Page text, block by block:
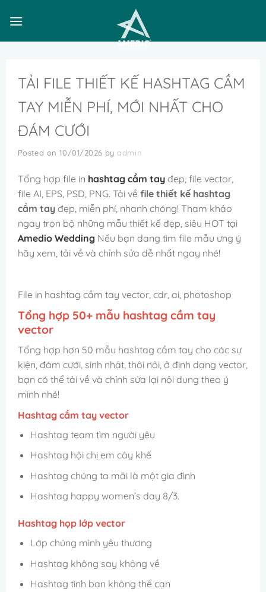
TẢI FILE THIẾT KẾ HASHTAG CẦM
TAY MIỄN PHÍ, MỚI NHẤT CHO
ĐÁM CƯỚI
Posted on10/01/2026 byadmin
Tổng hợp file in hashtag cầm tayđẹp, file vector,
file AI, EPS, PSD, PNG. Tải về file thiết kế hashtag
cầm tayđẹp, miễn phí, nhanh chóng! Tham khảo
ngay trọn bộ những mẫu thiết kế đẹp, siêu HOT tại
Amedio Wedding Nếu bạn đang tìm file mẫu ưng ý
hãy xem, tải về và chỉnh sửa dễ nhất ngay nhé!
File in hashtag cầm tay vector, cdr, ai, photoshop
Tổng hợp 50+ mẫu hashtag cầm tay
vector
Tổng hợp hơn 50 mẫu hashtag cầm tay cho các sự
kiện, đám cưới, sinh nhật, thôi nôi, ở định dạng vector,
bạn có thể tải về và chỉnh sửa lại nội dung theo ý
mình nhé!
Hashtag cầm tay vector
Hashtag team tìm người yêu
Hashtag hội chị em cây khế
Hashtag chúng ta mãi là một gia đình
Hashtag happy women’s day 8/3.
Hashtag họp lớp vector
Lớp chúng mình yêu thương
Hashtag không say không về
Hashtag tình bạn không thể cạn